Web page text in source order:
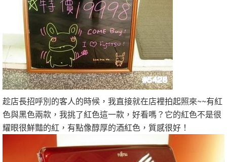
趁店長招呼別的客人的時候，我直接就在店裡拍起照來~~有紅
色與黑色兩款，我挑了紅色這一款，好看嗎？它的紅色不是很
耀眼很鮮豔的紅，有點像醇厚的酒紅色，質感很好！